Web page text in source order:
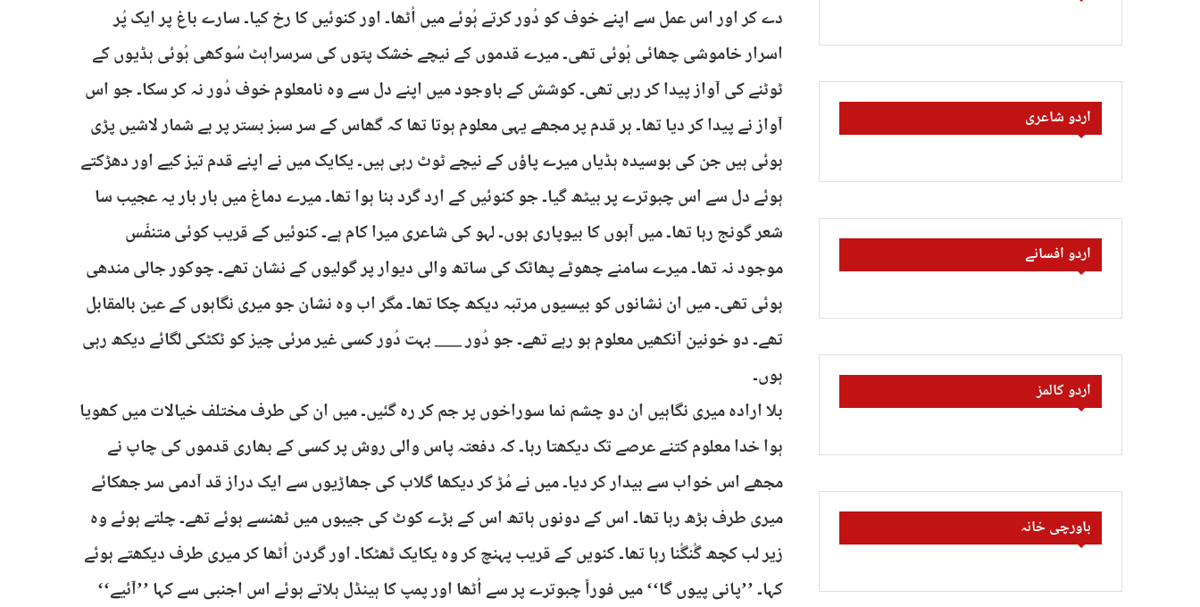
دے کر اور اس عمل سے اپنے خوف کو دُور کرتے ہُوئے میں اُٹھا۔ اور کنوئیں کا رخ کیا۔ سارے باغ پر ایک پُر
اسرار خاموشی چھائی ہُوئی تھی۔ میرے قدموں کے نیچے خشک پتوں کی سرسراہٹ سُوکھی ہُوئی ہڈیوں کے
ٹوٹنے کی آواز پیدا کر رہی تھی۔ کوشش کے باوجود میں اپنے دل سے وہ نامعلوم خوف دُور نہ کر سکا۔ جو اس
آواز نے پیدا کر دیا تھا۔ ہر قدم پر مجھے یہی معلوم ہوتا تھا کہ گھاس کے سر سبز بستر پر بے شمار لاشیں پڑی
ہوئی ہیں جن کی بوسیدہ ہڈیاں میرے پاؤں کے نیچے ٹوٹ رہی ہیں۔ یکایک میں نے اپنے قدم تیز کیے اور دھڑکتے
ہوئے دل سے اس چبوترے پر بیٹھ گیا۔ جو کنوئیں کے ارد گرد بنا ہوا تھا۔ میرے دماغ میں بار بار یہ عجیب سا
شعر گونج رہا تھا۔ میں آہوں کا بیوپاری ہوں۔ لہو کی شاعری میرا کام ہے۔ کنوئیں کے قریب کوئی متنفّس
موجود نہ تھا۔ میرے سامنے چھوٹے پھاٹک کی ساتھ والی دیوار پر گولیوں کے نشان تھے۔ چوکور جالی مندھی
ہوئی تھی۔ میں ان نشانوں کو بیسیوں مرتبہ دیکھ چکا تھا۔ مگر اب وہ نشان جو میری نگاہوں کے عین بالمقابل
تھے۔ دو خونین آنکھیں معلوم ہو رہے تھے۔ جو دُور ___ بہت دُور کسی غیر مرئی چیز کو ٹکٹکی لگائے دیکھ رہی
ہوں۔
بلا ارادہ میری نگاہیں ان دو چشم نما سوراخوں پر جم کر رہ گئیں۔ میں ان کی طرف مختلف خیالات میں کھویا
ہوا خدا معلوم کتنے عرصے تک دیکھتا رہا۔ کہ دفعتہ پاس والی روش پر کسی کے بھاری قدموں کی چاپ نے
مجھے اس خواب سے بیدار کر دیا۔ میں نے مُڑ کر دیکھا گلاب کی جھاڑیوں سے ایک دراز قد آدمی سر جھکائے
میری طرف بڑھ رہا تھا۔ اس کے دونوں ہاتھ اس کے بڑے کوٹ کی جیبوں میں ٹھنسے ہوئے تھے۔ چلتے ہوئے وہ
زیر لب کچھ گُنگُنا رہا تھا۔ کنویں کے قریب پہنچ کر وہ یکایک ٹھٹکا۔ اور گردن اُٹھا کر میری طرف دیکھتے ہوئے
کہا۔ ’’پانی پیوں گا‘‘ میں فوراً چبوترے پر سے اُٹھا اور پمپ کا ہینڈل ہلاتے ہوئے اس اجنبی سے کہا ’’آئیے‘‘
اردو شاعری
اردو افسانے
اردو کالمز
باورچی خانہ